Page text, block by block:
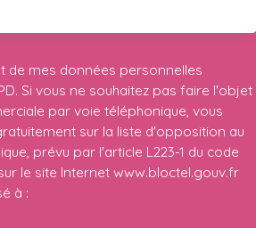
de mes données personnelles
Si vous ne souhaitez pas faire l'objet
par voie téléphonique, vous
sur la liste d'opposition au
prévu par l'article L223-1 du code
le site Internet www.bloctel.gouv.fr
à :